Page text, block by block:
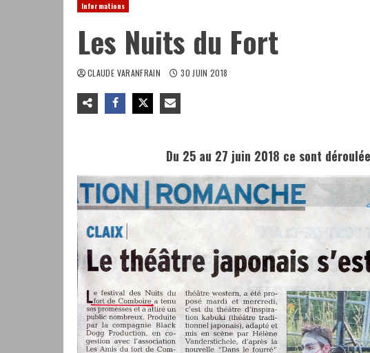
Informations
Les Nuits du Fort
CLAUDE VARANFRAIN 30 JUIN 2018
Du 25 au 27 juin 2018 ce sont